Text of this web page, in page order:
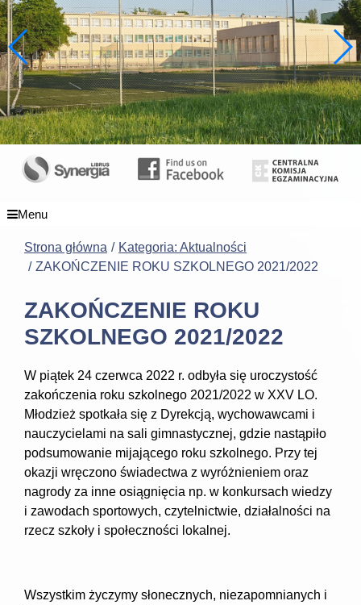
Menu
Strona główna
Kategoria: Aktualności
ZAKOŃCZENIE ROKU SZKOLNEGO 2021/2022
ZAKOŃCZENIE ROKU
SZKOLNEGO 2021/2022
W piątek 24 czerwca 2022 r. odbyła się uroczystość
zakończenia roku szkolnego 2021/2022 w XXV LO.
Młodzież spotkała się z Dyrekcją, wychowawcami i
nauczycielami na sali gimnastycznej, gdzie nastąpiło
podsumowanie mijającego roku szkolnego. Przy tej
okazji wręczono świadectwa z wyróżnieniem oraz
nagrody za inne osiągnięcia np. w konkursach wiedzy
i zawodach sportowych, czytelnictwie, działalności na
rzecz szkoły i społeczności lokalnej.
Wszystkim życzymy słonecznych, niezapomnianych i